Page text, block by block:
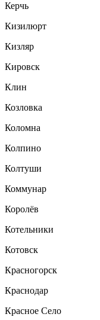
Керчь
Кизилюрт
Кизляр
Кировск
Клин
Козловка
Коломна
Колпино
Колтуши
Коммунар
Королёв
Котельники
Котовск
Красногорск
Краснодар
Красное Село